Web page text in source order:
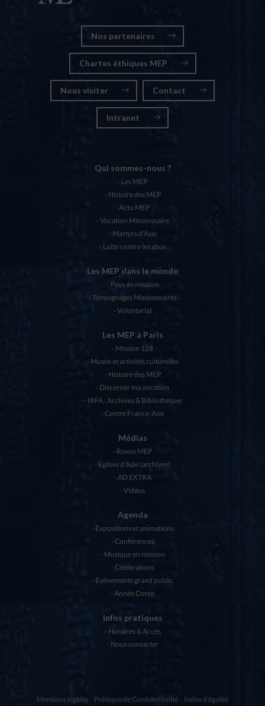
Nos partenaires
Chartes éthiques MEP
Nous visiter Contact
Intranet
Qui sommes-nous ?
Les MEP
Histoire des MEP
Actu MEP
Vocation Missionnaire
Martyrs d’Asie
Lutte contre les abus
Les MEP dans le monde
Pays de mission
Témoignages Missionnaires
Volontariat
Les MEP à Paris
Mission 128
Musée et activités culturelles
Histoire des MEP
Discerner ma vocation
IRFA : Archives & Bibliothèque
Centre France-Asie
Médias
Revue MEP
Eglises d’Asie (archives)
AD EXTRA
Vidéos
Agenda
Expositions et animations
Conférences
Musique en mission
Célébrations
Evénements grand public
Année Corée
Infos pratiques
Horaires & Accès
Nous contacter
Mentions légales Politique de Confidentialité Index d'égalité